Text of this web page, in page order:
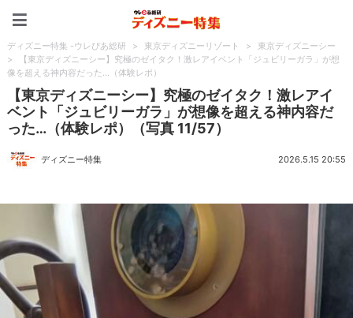
ディズニー特集 -ウレぴあ総研 > 東京ディズニーリゾート >
東京ディズニーシー
>
【東京ディズニーシー】究極のゼイタク！激レアイベント「ジュビリーガラ」が想
像を超える神内容だった…（体験レポ）
【東京ディズニーシー】究極のゼイタク！激レアイ
ベント「ジュビリーガラ」が想像を超える神内容だ
った…（体験レポ）（写真 11/57）
ディズニー特集 2026.5.15 20:55